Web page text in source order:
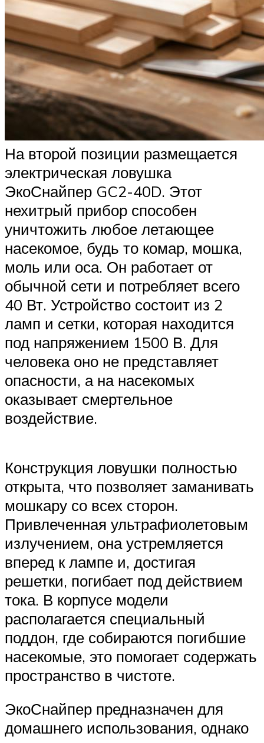
На второй позиции размещается
электрическая ловушка
ЭкоСнайпер GC2-40D. Этот
нехитрый прибор способен
уничтожить любое летающее
насекомое, будь то комар, мошка,
моль или оса. Он работает от
обычной сети и потребляет всего
40 Вт. Устройство состоит из 2
ламп и сетки, которая находится
под напряжением 1500 В. Для
человека оно не представляет
опасности, а на насекомых
оказывает смертельное
воздействие.
Конструкция ловушки полностью
открыта, что позволяет заманивать
мошкару со всех сторон.
Привлеченная ультрафиолетовым
излучением, она устремляется
вперед к лампе и, достигая
решетки, погибает под действием
тока. В корпусе модели
располагается специальный
поддон, где собираются погибшие
насекомые, это помогает содержать
пространство в чистоте.
ЭкоСнайпер предназначен для
домашнего использования, однако